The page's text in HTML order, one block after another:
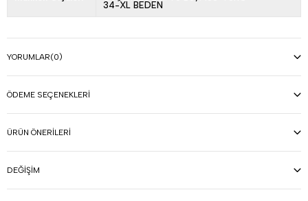
34-XL BEDEN
YORUMLAR(0)
ÖDEME SEÇENEKLERI
ÜRÜN ÖNERILERI
DEĞIŞIM